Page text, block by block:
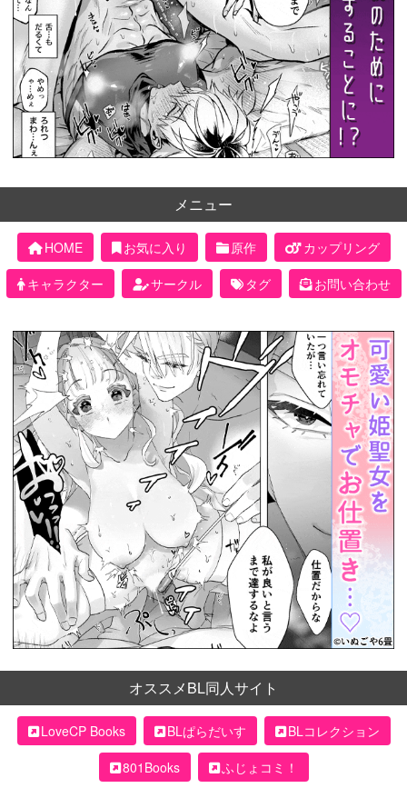
メニュー
HOME お気に入り 原作
カップリング
キャラクター
サークル タグ お問い合わせ
オススメBL同人サイト
LoveCP Books BLぱらだいす
BLコレクション
801Books
ふじょコミ！